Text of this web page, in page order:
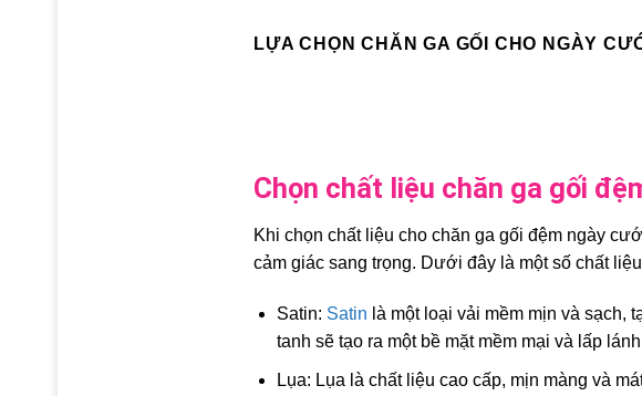
LỰA CHỌN CHĂN GA GỐI CHO NGÀY
Chọn chất liệu chăn ga gối
Khi chọn chất liệu cho chăn ga gối đệm ngày
cảm giác sang trọng. Dưới đây là một số chất
Satin: Satin là một loại vải mềm mịn và
tanh sẽ tạo ra một bề mặt mềm mại và lấp
Lụa: Lụa là chất liệu cao cấp, mịn màng và